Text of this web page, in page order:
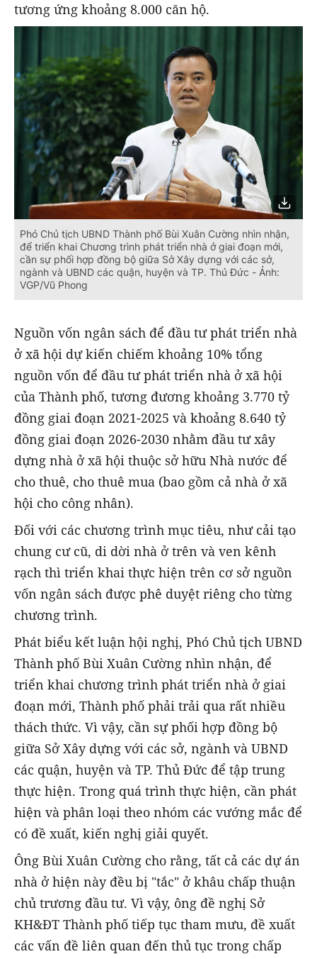
tương ứng khoảng 8.000 căn hộ.
Phó Chủ tịch UBND Thành phố Bùi Xuân Cường nhìn nhận,
để triển khai Chương trình phát triển nhà ở giai đoạn mới,
cần sự phối hợp đồng bộ giữa Sở Xây dựng với các sở,
ngành và UBND các quận, huyện và TP. Thủ Đức - Ảnh:
VGP/Vũ Phong
Nguồn vốn ngân sách để đầu tư phát triển nhà
ở xã hội dự kiến chiếm khoảng 10% tổng
nguồn vốn để đầu tư phát triển nhà ở xã hội
của Thành phố, tương đương khoảng 3.770 tỷ
đồng giai đoạn 2021-2025 và khoảng 8.640 tỷ
đồng giai đoạn 2026-2030 nhằm đầu tư xây
dựng nhà ở xã hội thuộc sở hữu Nhà nước để
cho thuê, cho thuê mua (bao gồm cả nhà ở xã
hội cho công nhân).
Đối với các chương trình mục tiêu, như cải tạo
chung cư cũ, di dời nhà ở trên và ven kênh
rạch thì triển khai thực hiện trên cơ sở nguồn
vốn ngân sách được phê duyệt riêng cho từng
chương trình.
Phát biểu kết luận hội nghị, Phó Chủ tịch UBND
Thành phố Bùi Xuân Cường nhìn nhận, để
triển khai chương trình phát triển nhà ở giai
đoạn mới, Thành phố phải trải qua rất nhiều
thách thức. Vì vậy, cần sự phối hợp đồng bộ
giữa Sở Xây dựng với các sở, ngành và UBND
các quận, huyện và TP. Thủ Đức để tập trung
thực hiện. Trong quá trình thực hiện, cần phát
hiện và phân loại theo nhóm các vướng mắc để
có đề xuất, kiến nghị giải quyết.
Ông Bùi Xuân Cường cho rằng, tất cả các dự án
nhà ở hiện này đều bị "tắc" ở khâu chấp thuận
chủ trương đầu tư. Vì vậy, ông đề nghị Sở
KH&ĐT Thành phố tiếp tục tham mưu, đề xuất
các vấn đề liên quan đến thủ tục trong chấp